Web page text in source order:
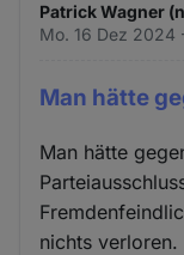
Patrick Wagner
Mo. 16 Dez 2024
Man hätte
Man hätte
nichts verloren.